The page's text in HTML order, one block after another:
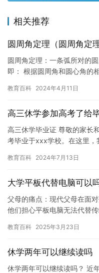
相关推荐
圆周角定理（圆周角定
圆周角定理：一条弧所对的
即： 根据圆周角和圆心角的
教育百科 2024年4月11日
高三休学参加高考了给
高三休学毕业证 尊敬的家长
考毕业于xxx学校。在这里，
教育百科 2024年7月13日
大学平板代替电脑可以
父母的痛点：现代父母在面
他们担心平板电脑无法代替
对社交…
教育百科 2025年3月23日
休学两年可以继续读吗
休学两年可以继续读吗？ 近